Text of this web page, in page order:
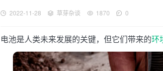
2022-11-28 草芽杂谈 1870 0
电池是人类未来发展的关键，但它们带来的环